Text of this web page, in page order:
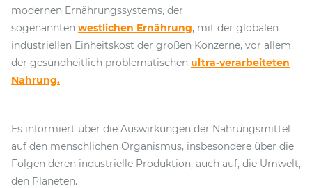
modernen Ernährungssystems, der
sogenannten westlichen Ernährung, mit der globalen
industriellen Einheitskost der großen Konzerne, vor allem
der gesundheitlich problematischen ultra-verarbeiteten
Nahrung.
Es informiert über die Auswirkungen der Nahrungsmittel
auf den menschlichen Organismus, insbesondere über die
Folgen deren industrielle Produktion, auch auf, die Umwelt,
den Planeten.